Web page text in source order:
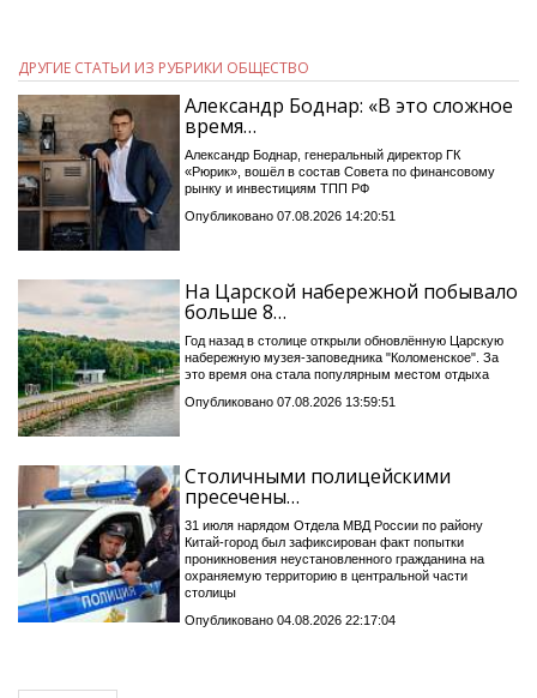
ДРУГИЕ СТАТЬИ ИЗ РУБРИКИ ОБЩЕСТВО
Александр Боднар: «В это сложное
время…
Александр Боднар, генеральный директор ГК
«Рюрик», вошёл в состав Совета по финансовому
рынку и инвестициям ТПП РФ
Опубликовано 07.08.2026 14:20:51
На Царской набережной побывало
больше 8…
Год назад в столице открыли обновлённую Царскую
набережную музея-заповедника "Коломенское". За
это время она стала популярным местом отдыха
Опубликовано 07.08.2026 13:59:51
Столичными полицейскими
пресечены…
31 июля нарядом Отдела МВД России по району
Китай-город был зафиксирован факт попытки
проникновения неустановленного гражданина на
охраняемую территорию в центральной части
столицы
Опубликовано 04.08.2026 22:17:04